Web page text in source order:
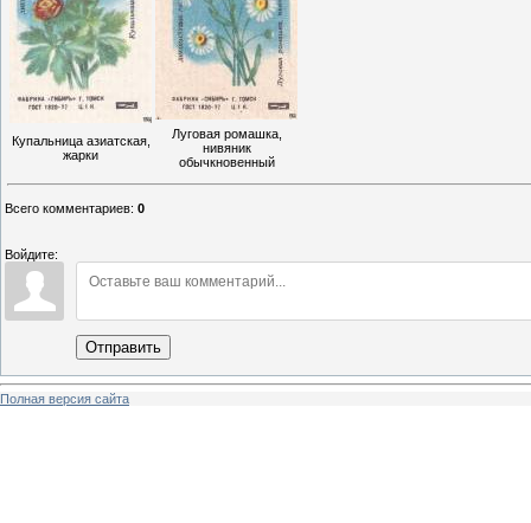
Купальница азиатская,
жарки
Луговая ромашка,
нивяник
обычкновенный
Всего комментариев: 0
Войдите:
Отправить
Полная версия сайта